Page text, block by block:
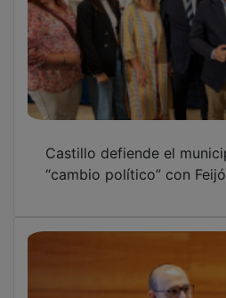
“cambio político” con